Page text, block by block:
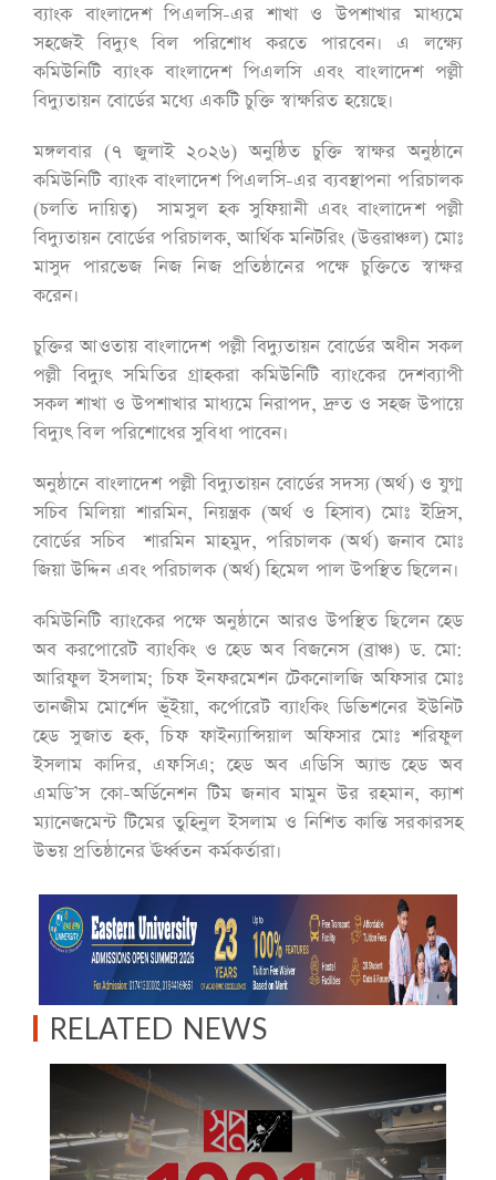
ব্যাংক বাংলাদেশ পিএলসি-এর শাখা ও উপশাখার মাধ্যমে
সহজেই বিদ্যুৎ বিল পরিশোধ করতে পারবেন। এ লক্ষ্যে
কমিউনিটি ব্যাংক বাংলাদেশ পিএলসি এবং বাংলাদেশ পল্লী
বিদ্যুতায়ন বোর্ডের মধ্যে একটি চুক্তি স্বাক্ষরিত হয়েছে।
মঙ্গলবার (৭ জুলাই ২০২৬) অনুষ্ঠিত চুক্তি স্বাক্ষর অনুষ্ঠানে
কমিউনিটি ব্যাংক বাংলাদেশ পিএলসি-এর ব্যবস্থাপনা পরিচালক
(চলতি দায়িত্ব) সামসুল হক সুফিয়ানী এবং বাংলাদেশ পল্লী
বিদ্যুতায়ন বোর্ডের পরিচালক, আর্থিক মনিটরিং (উত্তরাঞ্চল) মোঃ
মাসুদ পারভেজ নিজ নিজ প্রতিষ্ঠানের পক্ষে চুক্তিতে স্বাক্ষর
করেন।
চুক্তির আওতায় বাংলাদেশ পল্লী বিদ্যুতায়ন বোর্ডের অধীন সকল
পল্লী বিদ্যুৎ সমিতির গ্রাহকরা কমিউনিটি ব্যাংকের দেশব্যাপী
সকল শাখা ও উপশাখার মাধ্যমে নিরাপদ, দ্রুত ও সহজ উপায়ে
বিদ্যুৎ বিল পরিশোধের সুবিধা পাবেন।
অনুষ্ঠানে বাংলাদেশ পল্লী বিদ্যুতায়ন বোর্ডের সদস্য (অর্থ) ও যুগ্ম
সচিব মিলিয়া শারমিন, নিয়ন্ত্রক (অর্থ ও হিসাব) মোঃ ইদ্রিস,
বোর্ডের সচিব শারমিন মাহমুদ, পরিচালক (অর্থ) জনাব মোঃ
জিয়া উদ্দিন এবং পরিচালক (অর্থ) হিমেল পাল উপস্থিত ছিলেন।
কমিউনিটি ব্যাংকের পক্ষে অনুষ্ঠানে আরও উপস্থিত ছিলেন হেড
অব করপোরেট ব্যাংকিং ও হেড অব বিজনেস (ব্রাঞ্চ) ড. মো:
আরিফুল ইসলাম; চিফ ইনফরমেশন টেকনোলজি অফিসার মোঃ
তানজীম মোর্শেদ ভূঁইয়া, কর্পোরেট ব্যাংকিং ডিভিশনের ইউনিট
হেড সুজাত হক, চিফ ফাইন্যান্সিয়াল অফিসার মোঃ শরিফুল
ইসলাম কাদির, এফসিএ; হেড অব এডিসি অ্যান্ড হেড অব
এমডি’স কো-অর্ডিনেশন টিম জনাব মামুন উর রহমান, ক্যাশ
ম্যানেজমেন্ট টিমের তুহিনুল ইসলাম ও নিশিত কান্তি সরকারসহ
উভয় প্রতিষ্ঠানের ঊর্ধ্বতন কর্মকর্তারা।
RELATED NEWS